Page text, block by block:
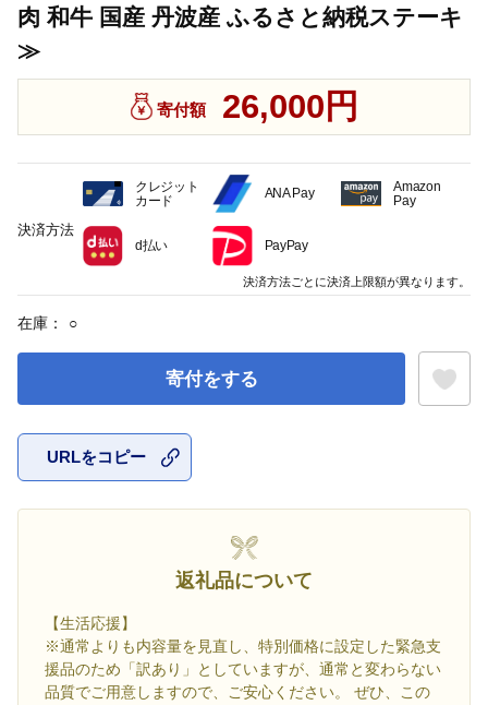
肉 和牛 国産 丹波産 ふるさと納税ステーキ
≫
寄付額 26,000円
在庫： ○
寄付をする
URLをコピー
返礼品について
【生活応援】
※通常よりも内容量を見直し、特別価格に設定した緊急支
援品のため「訳あり」としていますが、通常と変わらない
品質でご用意しますので、ご安心ください。 ぜひ、この
決済方法
クレジット
カード
ANA Pay
Amazon
Pay
d払い PayPay
決済方法ごとに決済上限額が異なります。